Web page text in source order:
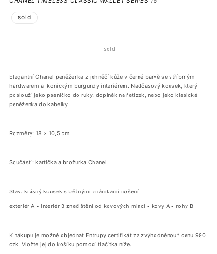
sold
sold
Elegantní Chanel peněženka z jehněčí kůže v černé barvě se stříbrným
hardwarem a ikonickým burgundy interiérem. Nadčasový kousek, který
poslouží jako psaníčko do ruky, doplněk na řetízek, nebo jako klasická
peněženka do kabelky.
Rozměry: 18 × 10,5 cm
Součástí: kartička a brožurka Chanel
Stav: krásný kousek s běžnými známkami nošení
exteriér A • interiér B znečištění od kovových mincí • kovy A • rohy B
K nákupu je možné objednat Entrupy certifikát za zvýhodněnou* cenu 990
czk. Vložte jej do košíku pomocí tlačítka níže.